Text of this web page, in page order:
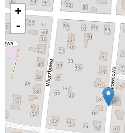
+
-